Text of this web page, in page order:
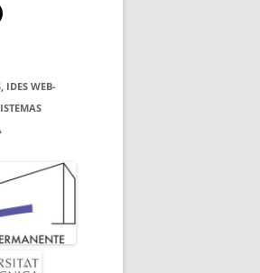
IDES WEB-